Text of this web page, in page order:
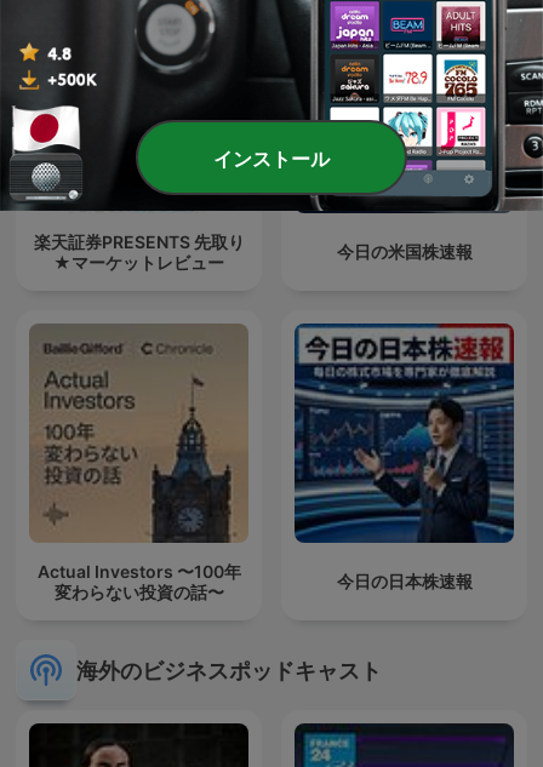
楽天証券PRESENTS 先取り
★マーケットレビュー
今日の米国株速報
Actual Investors 〜100年
変わらない投資の話〜
今日の日本株速報
海外のビジネスポッドキャスト
インストール